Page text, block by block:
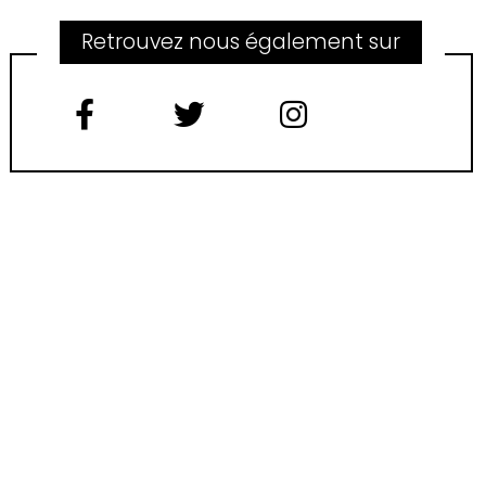
Retrouvez nous également sur